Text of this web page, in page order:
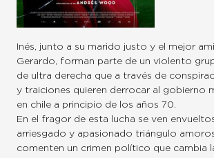
Inés, junto a su marido justo y el mejor
Gerardo, forman parte de un violento
de ultra derecha que a través de
y traiciones quieren derrocar al gobierno
en chile a principio de los años 70.
En el fragor de esta lucha se ven
arriesgado y apasionado triángulo
comenten un crimen político que cambia